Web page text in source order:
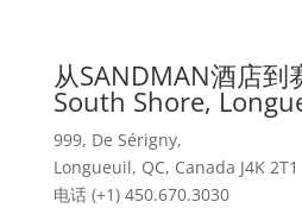
从SANDMAN酒店到
South Shore,
999, De Sérigny,
Longueuil, QC, Canada J4K 2T1
电话 (+1) 450.670.3030